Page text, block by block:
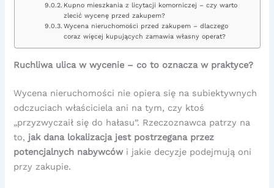
Kupno mieszkania z licytacji komorniczej – czy warto
zlecić wycenę przed zakupem?
Wycena nieruchomości przed zakupem – dlaczego
coraz więcej kupujących zamawia własny operat?
Ruchliwa ulica w wycenie – co to oznacza w praktyce?
Wycena nieruchomości nie opiera się na subiektywnych
odczuciach właściciela ani na tym, czy ktoś
„przyzwyczaił się do hałasu”. Rzeczoznawca patrzy na
to, jak dana lokalizacja jest postrzegana przez
potencjalnych nabywcówi jakie decyzje podejmują oni
przy zakupie.